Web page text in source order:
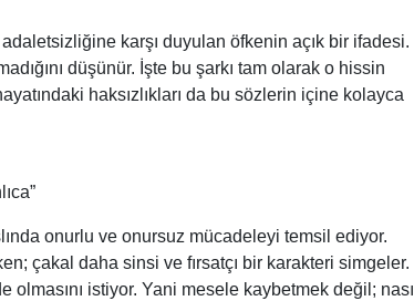
karşı duyulan öfkenin açık bir ifadesi.
düşünür. İşte bu şarkı tam olarak o hissin
haksızlıkları da bu sözlerin içine kolayca
onurlu ve onursuz mücadeleyi temsil ediyor.
çakal daha sinsi ve fırsatçı bir karakteri simgeler.
olmasını istiyor. Yani mesele kaybetmek değil; nasıl